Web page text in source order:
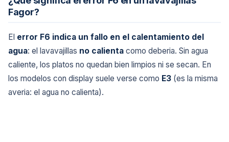
Fagor?
El error F6 indica un fallo en el calentamiento del
agua: el lavavajillas no calienta como deberia. Sin agua
caliente, los platos no quedan bien limpios ni se secan. En
los modelos con display suele verse como E3 (es la misma
averia: el agua no calienta).